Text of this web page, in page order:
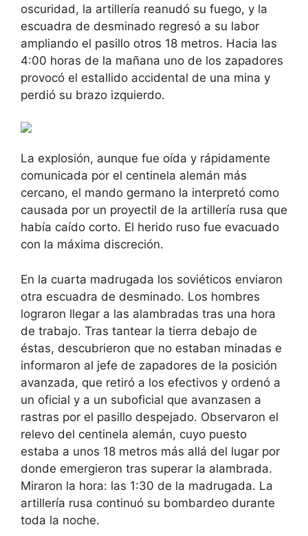
oscuridad, la artillería reanudó su fuego, y la
escuadra de desminado regresó a su labor
ampliando el pasillo otros 18 metros. Hacia las
4:00 horas de la mañana uno de los zapadores
provocó el estallido accidental de una mina y
perdió su brazo izquierdo.
La explosión, aunque fue oída y rápidamente
comunicada por el centinela alemán más
cercano, el mando germano la interpretó como
causada por un proyectil de la artillería rusa que
había caído corto. El herido ruso fue evacuado
con la máxima discreción.
En la cuarta madrugada los soviéticos enviaron
otra escuadra de desminado. Los hombres
lograron llegar a las alambradas tras una hora
de trabajo. Tras tantear la tierra debajo de
éstas, descubrieron que no estaban minadas e
informaron al jefe de zapadores de la posición
avanzada, que retiró a los efectivos y ordenó a
un oficial y a un suboficial que avanzasen a
rastras por el pasillo despejado. Observaron el
relevo del centinela alemán, cuyo puesto
estaba a unos 18 metros más allá del lugar por
donde emergieron tras superar la alambrada.
Miraron la hora: las 1:30 de la madrugada. La
artillería rusa continuó su bombardeo durante
toda la noche.